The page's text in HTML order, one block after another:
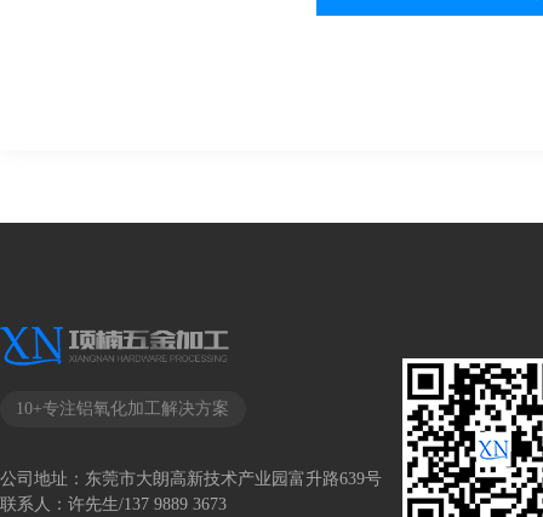
10+专注铝氧化加工解决方案
公司地址： 东莞市大朗高新技术产业园富升路639号
联系人： 许先生/137 9889 3673